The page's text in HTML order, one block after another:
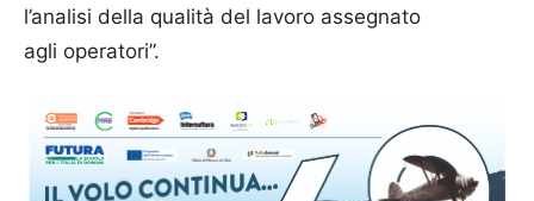
l’analisi della qualità del lavoro assegnato
agli operatori”.